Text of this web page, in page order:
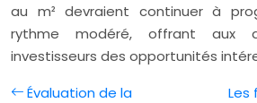
au m² devraient continuer à
rythme modéré, offrant aux
investisseurs des opportunités
Évaluation de la
Les